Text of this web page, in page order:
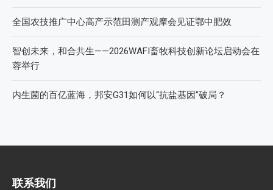
全国农技推广中心高产示范田测产观摩会见证鄂中肥效
智创未来，和合共生——2026WAFI畜牧科技创新论坛启动会在
蓉举行
内生菌的百亿蓝海，邦安G31如何以“抗盐基因”破局？
联系我们